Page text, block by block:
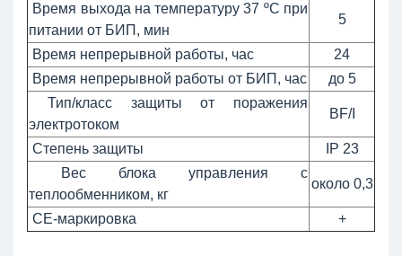
Время выхода на температуру 37 ºC при
питании от БИП, мин
5
Время непрерывной работы, час
24
Время непрерывной работы от БИП, час
до 5
Тип/класс защиты от поражения
электротоком
ВF/I
Степень защиты
IP 23
Вес блока управления с
теплообменником, кг
около 0,3
CE-маркировка +